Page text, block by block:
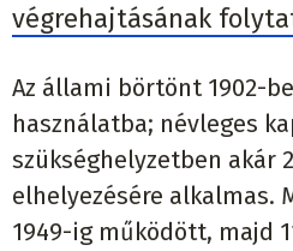
végrehajtásának
Az állami börtönt 1902-
használatba; névleges
szükséghelyzetben akár
elhelyezésére alkalmas.
1949-ig működött, majd